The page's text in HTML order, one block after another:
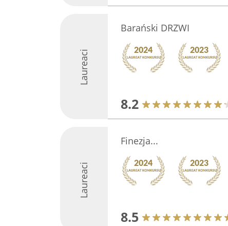
Laureaci
Barański DRZWI
8.2
Laureaci
Finezja...
8.5